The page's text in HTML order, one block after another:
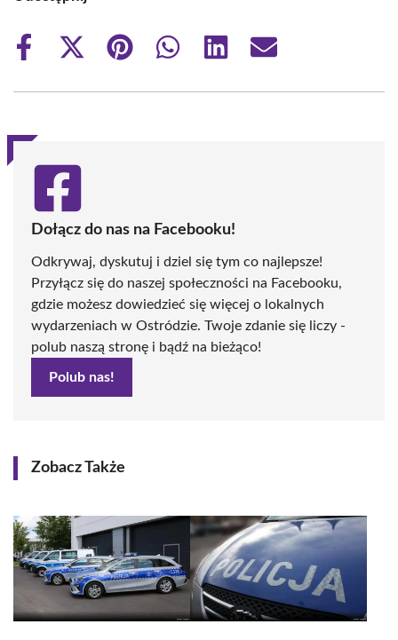
Share
Share
(Twitter)
Share
Share
Share
Share
Dołącz do nas na Facebooku!
Odkrywaj, dyskutuj i dziel się tym co najlepsze!
Przyłącz się do naszej społeczności na Facebooku,
gdzie możesz dowiedzieć się więcej o lokalnych
wydarzeniach w Ostródzie. Twoje zdanie się liczy -
polub naszą stronę i bądź na bieżąco!
Polub nas!
Zobacz Także